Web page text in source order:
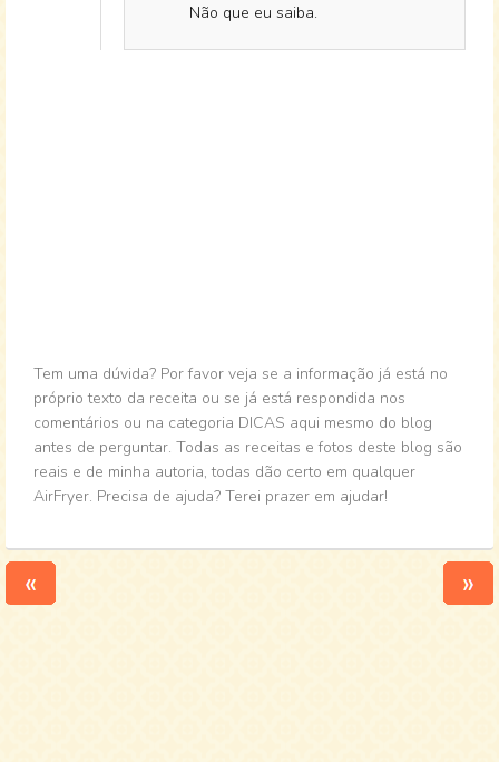
Não que eu saiba.
Tem uma dúvida? Por favor veja se a informação já está no
próprio texto da receita ou se já está respondida nos
comentários ou na categoria DICAS aqui mesmo do blog
antes de perguntar. Todas as receitas e fotos deste blog são
reais e de minha autoria, todas dão certo em qualquer
AirFryer. Precisa de ajuda? Terei prazer em ajudar!